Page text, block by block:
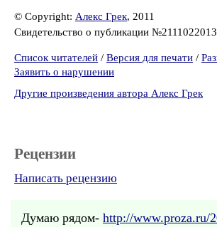
© Copyright: Алекс Грек, 2011
Свидетельство о публикации
Список читателей / Версия для печати /
Заявить о нарушении
Другие произведения автора Алекс Грек
Рецензии
Написать рецензию
Думаю рядом- http://www.proza.ru/